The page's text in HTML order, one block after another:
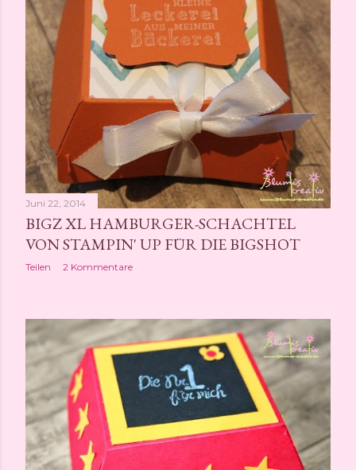
Juni 22, 2014
BIGZ XL HAMBURGER-SCHACHTEL
VON STAMPIN' UP FÜR DIE BIGSHOT
Teilen 2 Kommentare